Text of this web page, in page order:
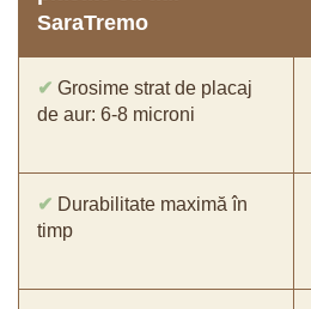
SaraTremo
✔ Grosime strat de placaj
de aur: 6-8 microni
✔ Durabilitate maximă în
timp